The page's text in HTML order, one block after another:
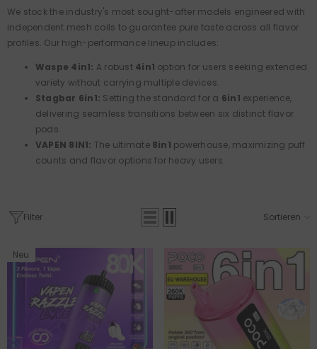
We stock the industry's most sought-after models engineered with
independent mesh coils to guarantee pure taste across all flavor
profiles. Our high-performance lineup includes:
Waspe 4in1: A robust 4in1 option for users seeking extended
variety without carrying multiple devices.
Stagbar 6in1: Setting the standard for a 6in1 experience,
delivering seamless transitions between six distinct flavor
pods.
VAPEN 8IN1: The ultimate 8in1 powerhouse, maximizing puff
counts and flavor options for heavy users.
Filter Sortieren
Neu